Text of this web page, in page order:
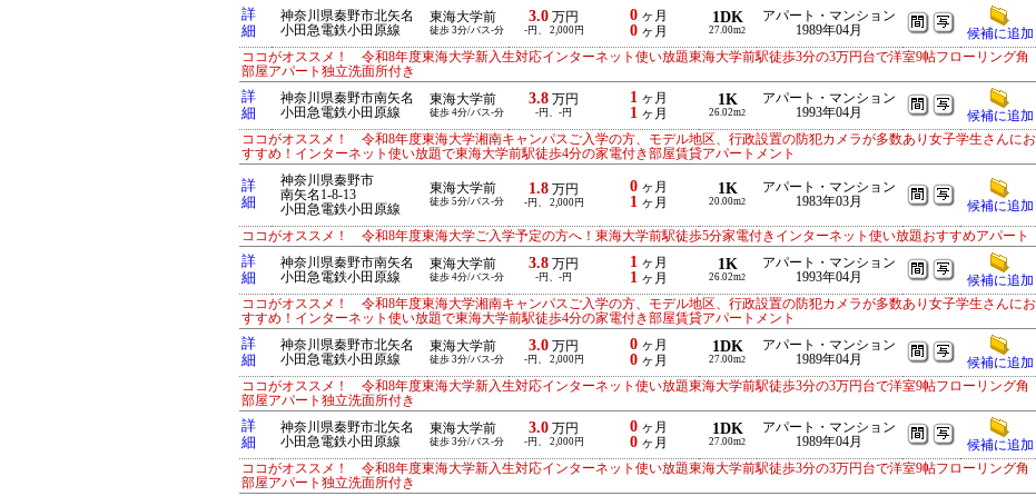
詳
細
神奈川県秦野市北矢名
小田急電鉄小田原線
東海大学前
徒歩 3分/バス-分
3.0 万円
-円、 2,000円
0 ヶ月
0 ヶ月
1DK
27.00m2
アパート・マンション
1989年04月
候補に追加
ココがオススメ！ 令和8年度東海大学新入生対応インターネット使い放題東海大学前駅徒歩3分の3万円台で洋室9帖フローリング角
部屋アパート独立洗面所付き
詳
細
神奈川県秦野市南矢名
小田急電鉄小田原線
東海大学前
徒歩 4分/バス-分
3.8 万円
-円、-円
1 ヶ月
1 ヶ月
1K
26.02m2
アパート・マンション
1993年04月
候補に追加
ココがオススメ！ 令和8年度東海大学湘南キャンパスご入学の方、モデル地区、行政設置の防犯カメラが多数あり女子学生さんにお
すすめ！インターネット使い放題で東海大学前駅徒歩4分の家電付き部屋賃貸アパートメント
詳
細
神奈川県秦野市
南矢名1-8-13
小田急電鉄小田原線
東海大学前
徒歩 5分/バス-分
1.8 万円
-円、 2,000円
0 ヶ月
1 ヶ月
1K
20.00m2
アパート・マンション
1983年03月
候補に追加
ココがオススメ！ 令和8年度東海大学ご入学予定の方へ！東海大学前駅徒歩5分家電付きインターネット使い放題おすすめアパート
詳
細
神奈川県秦野市南矢名
小田急電鉄小田原線
東海大学前
徒歩 4分/バス-分
3.8 万円
-円、-円
1 ヶ月
1 ヶ月
1K
26.02m2
アパート・マンション
1993年04月
候補に追加
ココがオススメ！ 令和8年度東海大学湘南キャンパスご入学の方、モデル地区、行政設置の防犯カメラが多数あり女子学生さんにお
すすめ！インターネット使い放題で東海大学前駅徒歩4分の家電付き部屋賃貸アパートメント
詳
細
神奈川県秦野市北矢名
小田急電鉄小田原線
東海大学前
徒歩 3分/バス-分
3.0 万円
-円、 2,000円
0 ヶ月
0 ヶ月
1DK
27.00m2
アパート・マンション
1989年04月
候補に追加
ココがオススメ！ 令和8年度東海大学新入生対応インターネット使い放題東海大学前駅徒歩3分の3万円台で洋室9帖フローリング角
部屋アパート独立洗面所付き
詳
細
神奈川県秦野市北矢名
小田急電鉄小田原線
東海大学前
徒歩 3分/バス-分
3.0 万円
-円、 2,000円
0 ヶ月
0 ヶ月
1DK
27.00m2
アパート・マンション
1989年04月
候補に追加
ココがオススメ！ 令和8年度東海大学新入生対応インターネット使い放題東海大学前駅徒歩3分の3万円台で洋室9帖フローリング角
部屋アパート独立洗面所付き